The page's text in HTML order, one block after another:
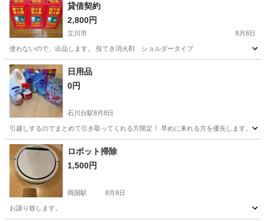
貸借契約
2,800円
立川市 8月8日
使わないので、出品します。 投てき消火剤 ショルダータイプ
東京 立川市 その他
日用品
0円
石川台駅8月8日
引越しするのでまとめて引き取ってくれる方限定！ 早めに来れる方を優先します。
東京 大田区 石川台駅
ロボット掃除
1,500円
両国駅 8月8日
お譲り致します。